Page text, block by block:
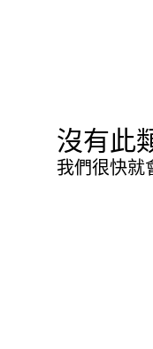
沒有此
我們很快就